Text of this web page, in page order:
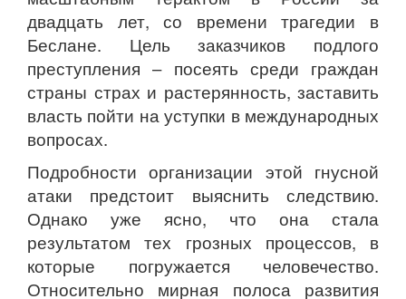
двадцать лет, со времени трагедии в
Беслане. Цель заказчиков подлого
преступления – посеять среди граждан
страны страх и растерянность, заставить
власть пойти на уступки в международных
вопросах.
Подробности организации этой гнусной
атаки предстоит выяснить следствию.
Однако уже ясно, что она стала
результатом тех грозных процессов, в
которые погружается человечество.
Относительно мирная полоса развития